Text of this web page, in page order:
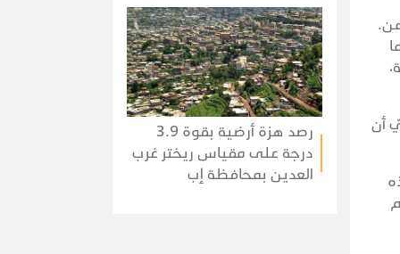
أن
رصد هزة أرضية بقوة 3.9
درجة على مقياس ريختر غرب
العدين بمحافظة إب